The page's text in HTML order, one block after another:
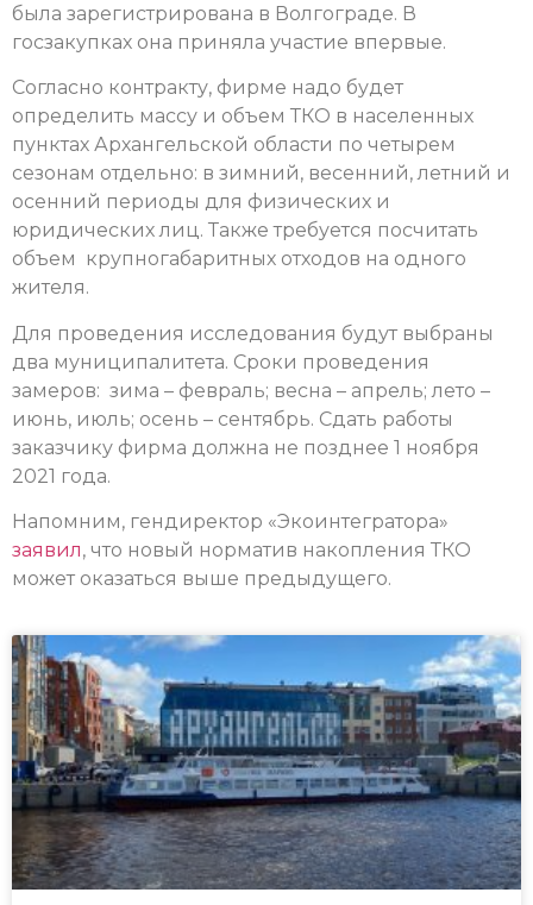
была зарегистрирована в Волгограде. В
госзакупках она приняла участие впервые.
Согласно контракту, фирме надо будет
определить массу и объем ТКО в населенных
пунктах Архангельской области по четырем
сезонам отдельно: в зимний, весенний, летний и
осенний периоды для физических и
юридических лиц. Также требуется посчитать
объем крупногабаритных отходов на одного
жителя.
Для проведения исследования будут выбраны
два муниципалитета. Сроки проведения
замеров: зима – февраль; весна – апрель; лето –
июнь, июль; осень – сентябрь. Сдать работы
заказчику фирма должна не позднее 1 ноября
2021 года.
Напомним, гендиректор «Экоинтегратора»
заявил, что новый норматив накопления ТКО
может оказаться выше предыдущего.